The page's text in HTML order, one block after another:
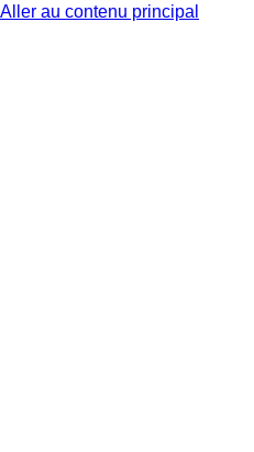
Aller au contenu principal